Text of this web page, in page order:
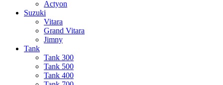
Actyon
Suzuki
Vitara
Grand Vitara
Jimny
Tank
Tank 300
Tank 500
Tank 400